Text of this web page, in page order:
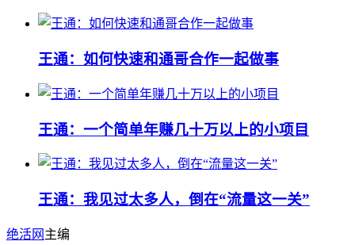
王通：如何快速和通哥合作一起做事
王通：一个简单年赚几十万以上的小项目
王通：我见过太多人，倒在“流量这一关”
绝活网 主编